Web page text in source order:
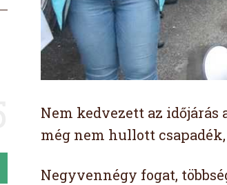
Nem kedvezett az
még nem hullott
Negyvennégy fogat,